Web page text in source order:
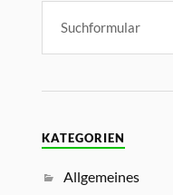
KATEGORIEN
Allgemeines